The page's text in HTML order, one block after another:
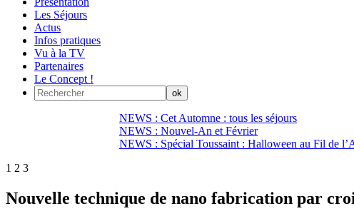
Les Séjours
Actus
Infos pratiques
Vu à la TV
Partenaires
Le Concept !
NEWS : Cet Automne : tous les séjours
NEWS : Nouvel-An et Février
NEWS : Spécial Toussaint : Halloween au Fil de
1 2 3
Nouvelle technique de nano fabrication par